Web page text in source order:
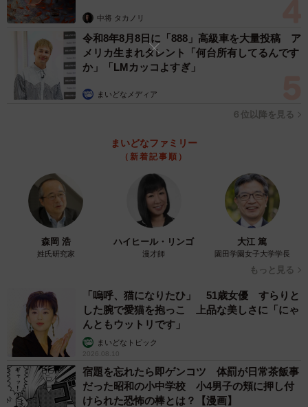
水没したデミオを後ろから見る（提供画像）
中将 タカノリ
令和8年8月8日に「888」高級車を大量投稿 ア
メリカ生まれタレント「何台所有してるんです
か」「LMカッコよすぎ」
まいどなメディア
６位以降を見る
まいどなファミリー
（新着記事順）
森岡 浩
姓氏研究家
ハイヒール・リンゴ
漫才師
大江 篤
園田学園女子大学学長
もっと見る
「嗚呼、猫になりたひ」 51歳女優 すらりと
した腕で愛猫を抱っこ 上品な美しさに「にゃ
んともウットリです」
まいどなトピック
2026.08.10
宿題を忘れたら即ゲンコツ 体罰が日常茶飯事
だった昭和の小中学校 小4男子の頬に押し付
けられた恐怖の棒とは？【漫画】